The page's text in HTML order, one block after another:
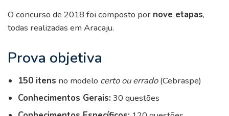
O concurso de 2018 foi composto por nove etapas,
todas realizadas em Aracaju.
Prova objetiva
150 itens no modelo certo ou errado(Cebraspe)
Conhecimentos Gerais: 30 questões